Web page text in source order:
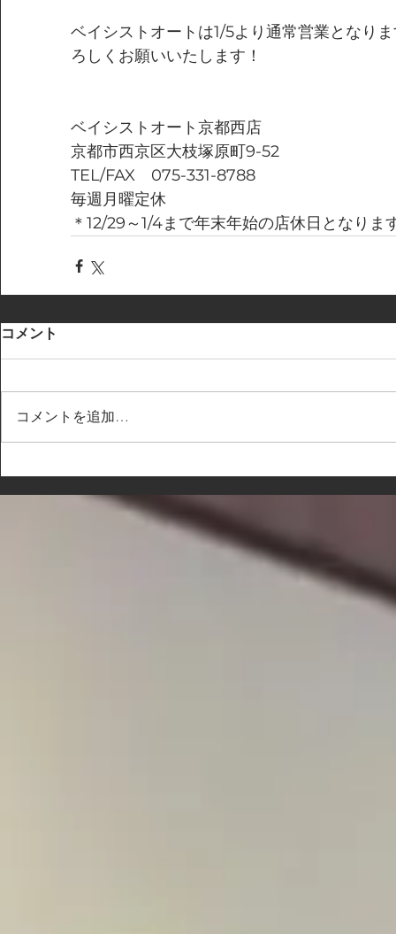
ベイシストオートは1/5より通常営業となり
ろしくお願いいたします！
ベイシストオート京都西店
京都市西京区大枝塚原町9-52
TEL/FAX　075-331-8788
毎週月曜定休
＊12/29～1/4まで年末年始の店休日となりま
コメント
コメントを追加…